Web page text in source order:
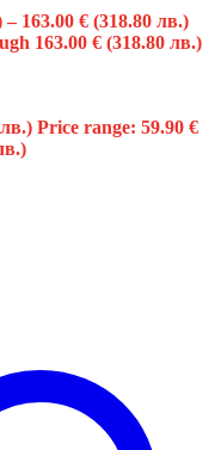
– 163.00 € (318.80 лв.)
163.00 € (318.80 лв.)
Price range: 59.90 €